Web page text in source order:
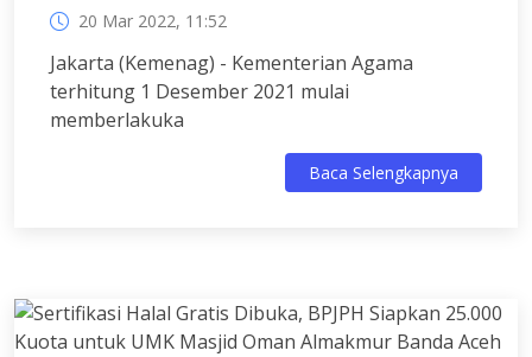
20 Mar 2022, 11:52
Jakarta (Kemenag) - Kementerian Agama
terhitung 1 Desember 2021 mulai
memberlakuka
Baca Selengkapnya